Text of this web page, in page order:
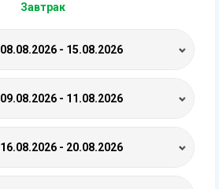
Завтрак
08.08.2026 - 15.08.2026
09.08.2026 - 11.08.2026
16.08.2026 - 20.08.2026